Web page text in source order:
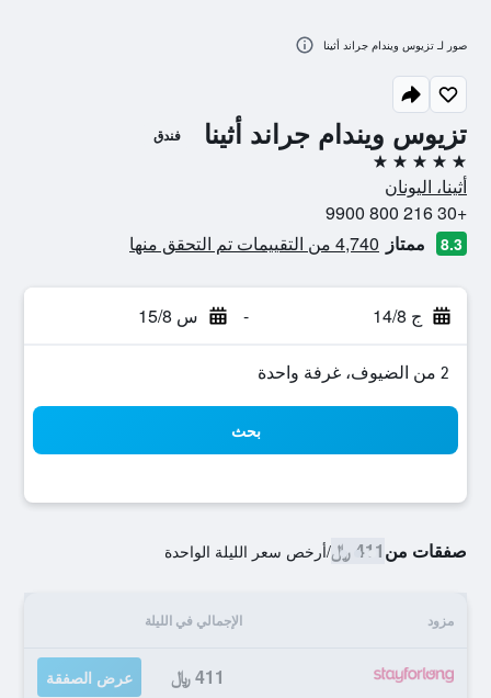
تزيوس ويندام جراند أثينا فندق
5 نجوم
أثينا، اليونان
+30 216 800 9900
8.3 ممتاز 4,740 من التقييمات تم التحقق منها
ج 14/8 - س 15/8
2 من الضيوف، غرفة واحدة
بحث
صفقات من411 ﷼ /أرخص سعر الليلة الواحدة
مزود الإجمالي في الليلة
411 ﷼ عرض الصفقة
صور لـ تزيوس ويندام جراند أثينا